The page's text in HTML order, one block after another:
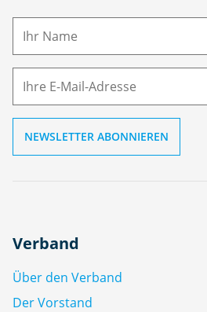
M
Verband
Über den Verband
Der Vorstand